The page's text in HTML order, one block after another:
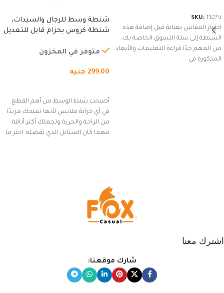
SKU: 11076
اختيار المقاس بعناية قبل إضافة هذه
الشنطة إلى سلة التسوق الخاصة بك،
من المهم جدًا قراءة التعليمات والأبعاد
المذكورة في
شنطة وسط للرجال والسيدات،
شنطة كروس بحزام قابل للتعديل
السفر، الجري العادي، المشي
(رمادي)
متوفر في المخزون
299,00 جنيه
أصبحت شنط الوسط من أهم القطع
في أي خزانة ملابس لأنها تمنحك مزيدًا
من الراحة والحرية وتجعلك أكثر أناقة
مهما كان الستايل الذي تفضله. اختر ما
اشترك معنا
شارك موقعنا: